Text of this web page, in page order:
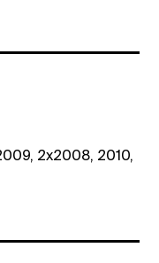
2x2008, 2010,